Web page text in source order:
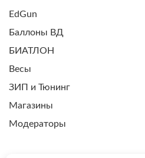
EdGun
Баллоны ВД
БИАТЛОН
Весы
ЗИП и Тюнинг
Магазины
Модераторы